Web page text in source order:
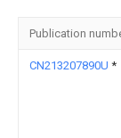
Publication
CN213207890U *